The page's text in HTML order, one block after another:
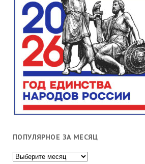
ПОПУЛЯРНОЕ ЗА МЕСЯЦ
Популярное